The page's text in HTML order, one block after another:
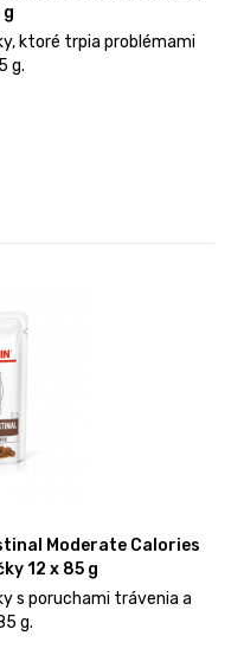
g
ktoré trpia problémami
g.
Moderate Calories
12 x 85 g
s poruchami trávenia a
g.